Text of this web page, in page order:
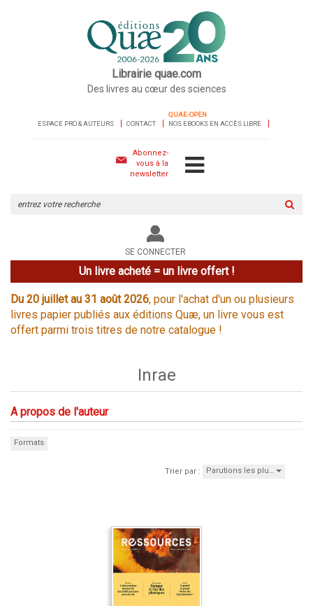
Librairie quae.com
Des livres au cœur des sciences
ESPACE PRO & AUTEURS CONTACT
QUAE-OPEN
NOS EBOOKS EN ACCÈS LIBRE
Abonnez-
vous à la
newsletter
le
site
SE CONNECTER
Un livre acheté = un livre offert !
Du 20 juillet au 31 août 2026, pour l'achat d'un ou plusieurs
livres papier publiés aux éditions Quæ, un livre vous est
offert parmi trois titres de notre catalogue !
Inrae
A propos de l'auteur
Formats
Trier par : Parutions les plu…